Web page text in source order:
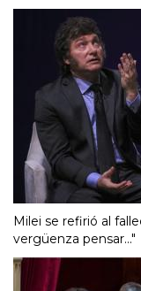
Milei se refirió al
vergüenza pensar..."